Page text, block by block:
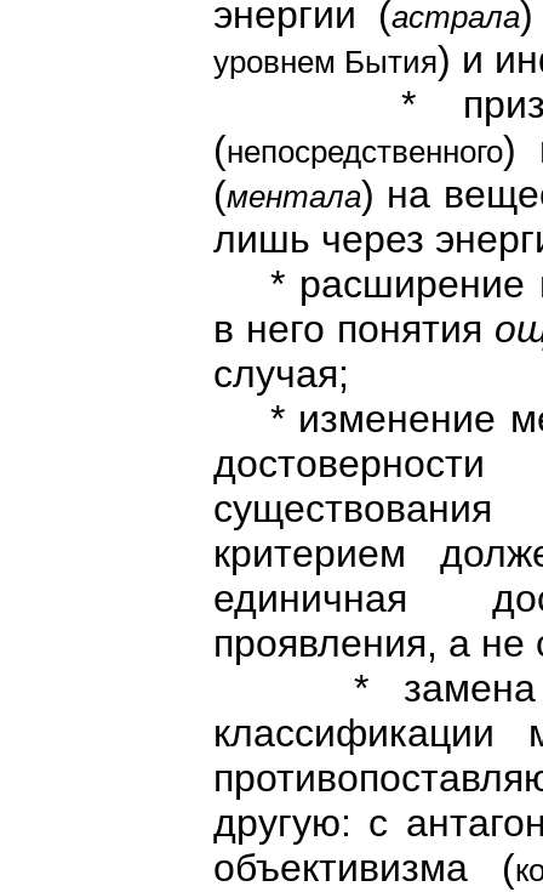
энергии (астрала)
уровнем Бытия) и
*
(непосредственного)
(ментала) на
лишь через
* расширение
в него понятия
случая;
* изменение
критерием
единичная
проявления, а не
* замена
классификации
другую: с
объективизма (